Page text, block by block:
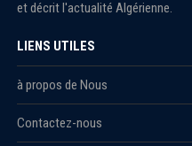
et décrit l'actualité Algérienne.
LIENS UTILES
à propos de Nous
Contactez-nous